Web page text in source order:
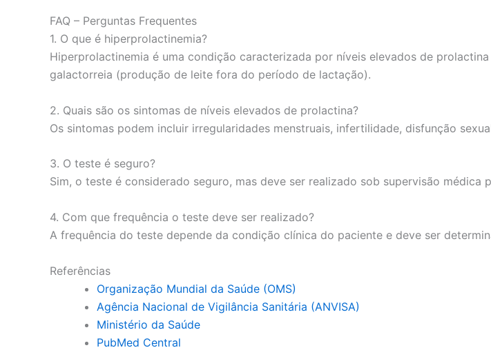
FAQ – Perguntas Frequentes
1. O que é hiperprolactinemia?
Hiperprolactinemia é uma condição caracterizada por níveis elevados de
galactorreia (produção de leite fora do período de lactação).
2. Quais são os sintomas de níveis elevados de prolactina?
Os sintomas podem incluir irregularidades menstruais, infertilidade, disfunção
3. O teste é seguro?
Sim, o teste é considerado seguro, mas deve ser realizado sob supervisão
4. Com que frequência o teste deve ser realizado?
A frequência do teste depende da condição clínica do paciente e deve ser
Referências
Organização Mundial da Saúde (OMS)
Agência Nacional de Vigilância Sanitária (ANVISA)
Ministério da Saúde
PubMed Central